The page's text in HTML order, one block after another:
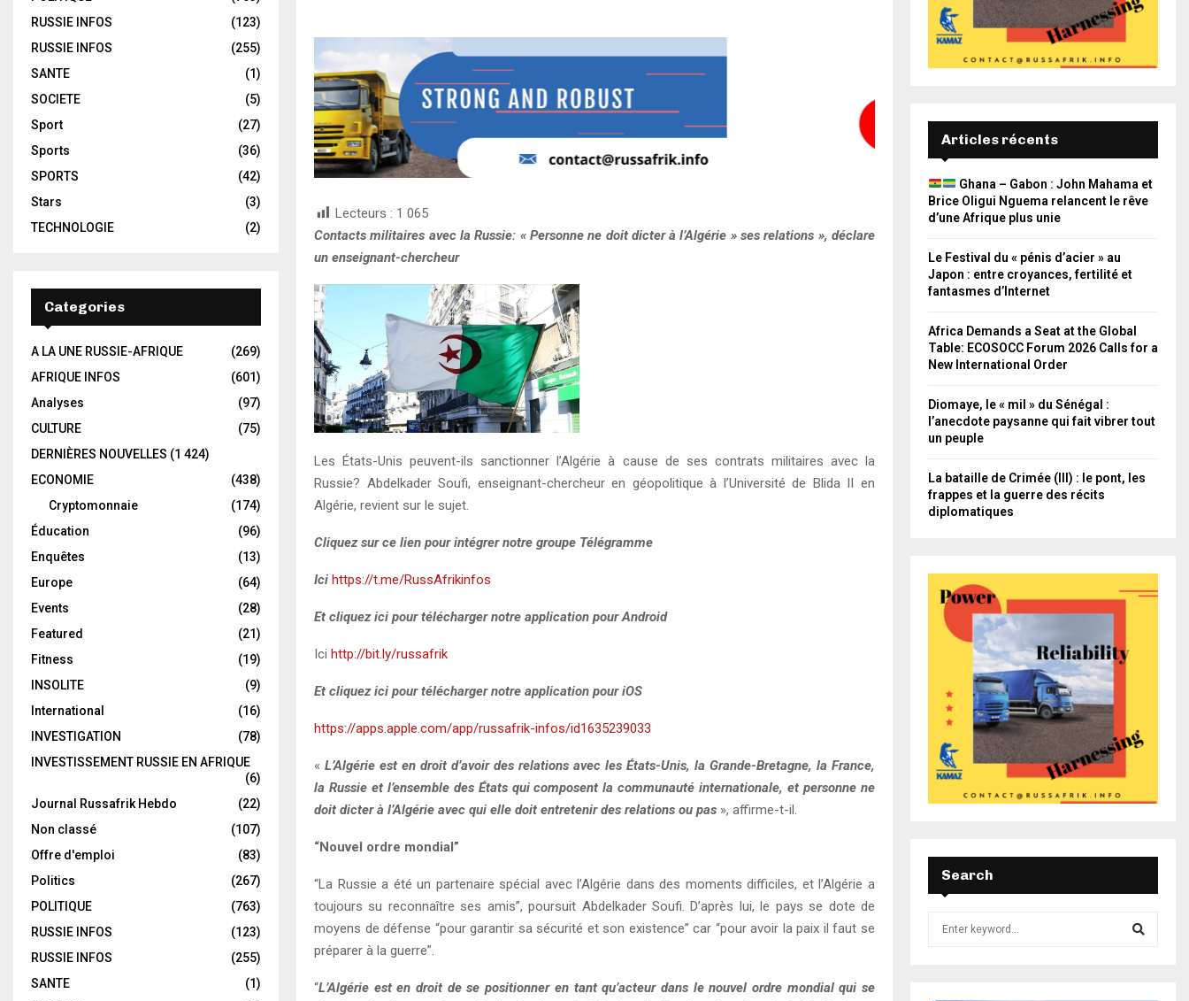
Lecteurs : 1 065
Contacts militaires avec la Russie: « Personne ne doit dicter à l’Algérie » ses relations », déclare
un enseignant-chercheur
Les États-Unis peuvent-ils sanctionner l’Algérie à cause de ses contrats militaires avec la
Russie? Abdelkader Soufi, enseignant-chercheur en géopolitique à l’Université de Blida II en
Algérie, revient sur le sujet.
Cliquez sur ce lien pour intégrer notre groupe Télégramme
Ici https://t.me/RussAfrikinfos
Et cliquez ici pour télécharger notre application pour Android
Ici http://bit.ly/russafrik
Et cliquez ici pour télécharger notre application pour iOS
https://apps.apple.com/app/russafrik-infos/id1635239033
« L’Algérie est en droit d’avoir des relations avec les États-Unis, la Grande-Bretagne, la France,
la Russie et l’ensemble des États qui composent la communauté internationale, et personne ne
doit dicter à l’Algérie avec qui elle doit entretenir des relations ou pas », affirme-t-il.
“Nouvel ordre mondial”
“La Russie a été un partenaire spécial avec l’Algérie dans des moments difficiles, et l’Algérie a
toujours su reconnaître ses amis”, poursuit Abdelkader Soufi. D’après lui, le pays se dote de
moyens de défense “pour garantir sa sécurité et son existence” car “pour avoir la paix il faut se
préparer à la guerre”.
“L’Algérie est en droit de se positionner en tant qu’acteur dans le nouvel ordre mondial qui se
RUSSIE INFOS
(123)
RUSSIE INFOS
(255)
SANTE
(1)
SOCIETE
(5)
Sport
(27)
Sports
(36)
SPORTS
(42)
Stars
(3)
TECHNOLOGIE
(2)
Categories
A LA UNE RUSSIE-AFRIQUE
(269)
AFRIQUE INFOS
(601)
Analyses
(97)
CULTURE
(75)
DERNIÈRES NOUVELLES (1 424)
ECONOMIE
(438)
Cryptomonnaie
(174)
Éducation
(96)
Enquêtes
(13)
Europe
(64)
Events
(28)
Featured
(21)
Fitness
(19)
INSOLITE
(9)
International
(16)
INVESTIGATION
(78)
INVESTISSEMENT RUSSIE EN AFRIQUE
(6)
Journal Russafrik Hebdo
(22)
Non classé
(107)
Offre d'emploi
(83)
Politics
(267)
POLITIQUE
(763)
RUSSIE INFOS
(123)
RUSSIE INFOS
(255)
SANTE
(1)
Articles récents
Ghana – Gabon : John Mahama et
Brice Oligui Nguema relancent le rêve
d’une Afrique plus unie
Le Festival du « pénis d’acier » au
Japon : entre croyances, fertilité et
fantasmes d’Internet
Africa Demands a Seat at the Global
Table: ECOSOCC Forum 2026 Calls for a
New International Order
Diomaye, le « mil » du Sénégal :
l’anecdote paysanne qui fait vibrer tout
un peuple
La bataille de Crimée (III) : le pont, les
frappes et la guerre des récits
diplomatiques
Search